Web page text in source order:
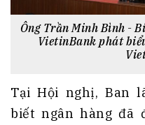
Ông Trần Minh Bình -
VietinBank phát
Tại Hội nghị, Ban
biết ngân hàng đã